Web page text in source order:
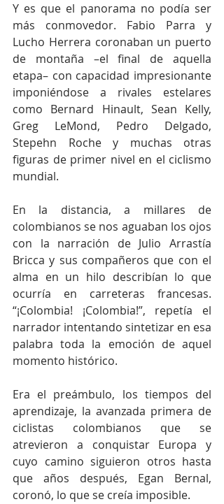
Y es que el panorama no podía ser
más conmovedor. Fabio Parra y
Lucho Herrera coronaban un puerto
de montaña –el final de aquella
etapa– con capacidad impresionante
imponiéndose a rivales estelares
como Bernard Hinault, Sean Kelly,
Greg LeMond, Pedro Delgado,
Stepehn Roche y muchas otras
figuras de primer nivel en el ciclismo
mundial.
En la distancia, a millares de
colombianos se nos aguaban los ojos
con la narración de Julio Arrastía
Bricca y sus compañeros que con el
alma en un hilo describían lo que
ocurría en carreteras francesas.
“¡Colombia! ¡Colombia!”, repetía el
narrador intentando sintetizar en esa
palabra toda la emoción de aquel
momento histórico.
Era el preámbulo, los tiempos del
aprendizaje, la avanzada primera de
ciclistas colombianos que se
atrevieron a conquistar Europa y
cuyo camino siguieron otros hasta
que años después, Egan Bernal,
coronó, lo que se creía imposible.